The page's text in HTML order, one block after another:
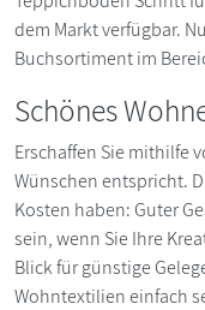
dem Markt verfügbar.
Buchsortiment im
Schönes
Erschaffen Sie mithilfe
Wünschen entspricht.
Kosten haben: Guter
sein, wenn Sie Ihre
Blick für günstige
Wohntextilien einfach